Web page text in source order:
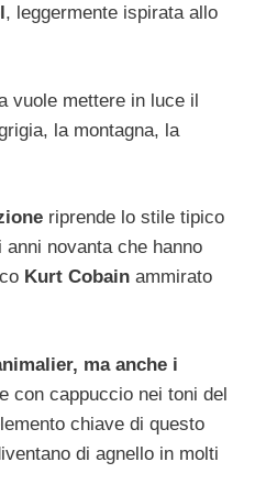
, leggermente ispirata allo
vuole mettere in luce il
la montagna, la
riprende lo stile tipico
novanta che hanno
Kurt Cobain ammirato
ma anche i
con cappuccio nei toni del
chiave di questo
di agnello in molti